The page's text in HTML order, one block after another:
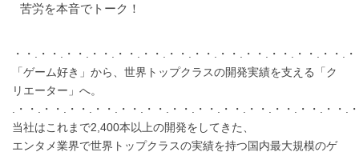
苦労を本音でトーク！
・・.・・.・・.・・.・・.・・.・・.・・.・・.・・.・・.・・.・・.
「ゲーム好き」から、世界トップクラスの開発実績を支える「ク
リエーター」へ。
.・・.・・.・・.・・.・・.・・.・・.・・.・・.・・.・・.・・.・・.
当社はこれまで2,400本以上の開発をしてきた、
エンタメ業界で世界トップクラスの実績を持つ国内最大規模のゲ